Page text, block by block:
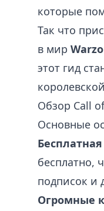
которые
Так что
в мир
этот гид
Обзор Call
Основные
бесплатно,
подписок и
Огромные